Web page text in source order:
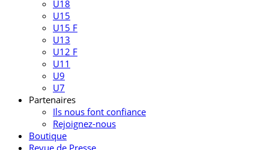
U18
U15
U15 F
U13
U12 F
U11
U9
U7
Partenaires
Ils nous font confiance
Rejoignez-nous
Boutique
Revue de Presse